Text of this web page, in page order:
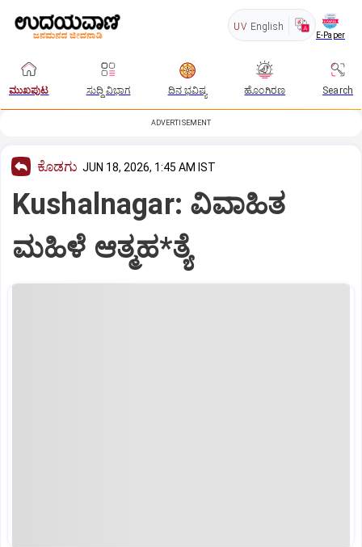
UV English
E-Paper
ಮುಖಪುಟ ಸುದ್ದಿ ವಿಭಾಗ ದಿನ ಭವಿಷ್ಯ ಹೊಂಗಿರಣ Search
ADVERTISEMENT
ಕೊಡಗು JUN 18, 2026, 1:45 AM IST
Kushalnagar: ವಿವಾಹಿತ
ಮಹಿಳೆ ಆತ್ಮಹ*ತ್ಯೆ